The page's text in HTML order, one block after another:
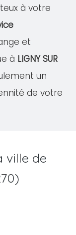
à votre
et
à LIGNY SUR
un
de votre
ville de